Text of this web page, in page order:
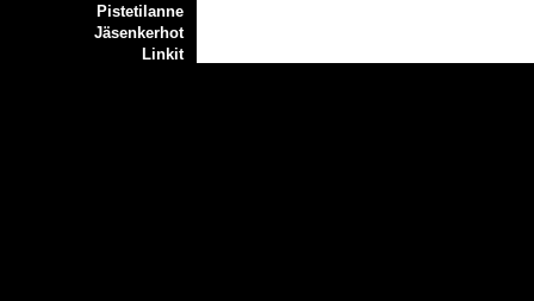
Pistetilanne
Jäsenkerhot
Linkit